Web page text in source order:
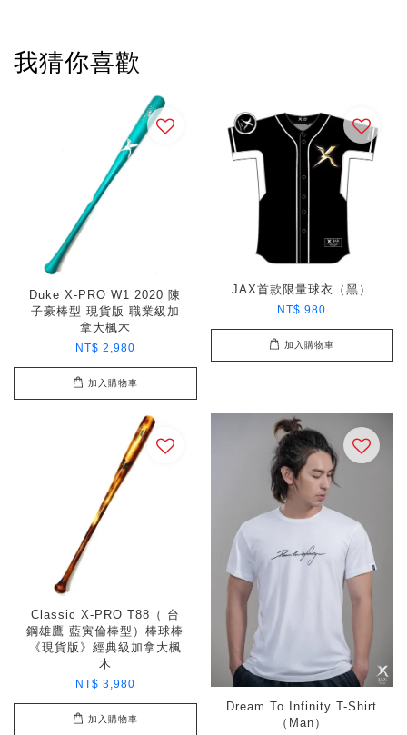
我猜你喜歡
Duke X-PRO W1 2020 陳
子豪棒型 現貨版 職業級加
拿大楓木
NT$ 2,980
加入購物車
JAX首款限量球衣（黑）
NT$ 980
加入購物車
Classic X-PRO T88（ 台
鋼雄鷹 藍寅倫棒型）棒球棒
《現貨版》經典級加拿大楓
木
NT$ 3,980
加入購物車
Dream To Infinity T-Shirt
（Man）